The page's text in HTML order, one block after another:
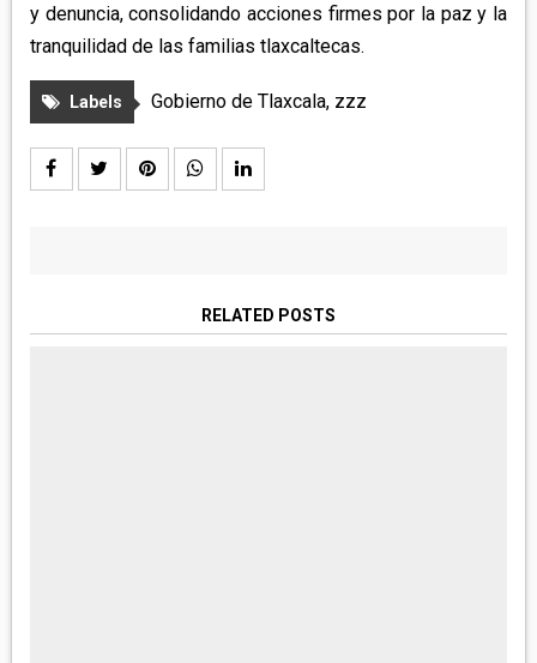
y denuncia, consolidando acciones firmes por la paz y la
tranquilidad de las familias tlaxcaltecas.
Labels Gobierno de Tlaxcala, zzz
RELATED POSTS